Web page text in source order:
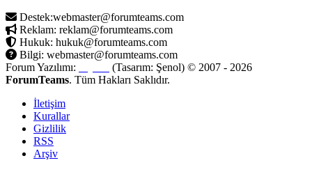
Destek:webmaster@forumteams.com
Reklam: reklam@forumteams.com
Hukuk: hukuk@forumteams.com
Bilgi: webmaster@forumteams.com
Forum Yazılımı:
(Tasarım: Şenol) © 2007 - 2026
ForumTeams. Tüm Hakları Saklıdır.
İletişim
Kurallar
Gizlilik
RSS
Arşiv